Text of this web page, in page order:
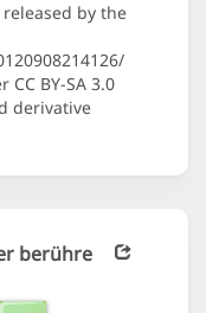
by the
BY-SA 3.0
derivative
berühre